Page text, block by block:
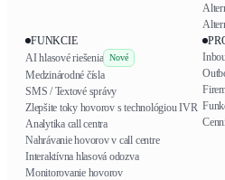
FUNKCIE
AI hlasové riešenia
Nové
Medzinárodné čísla
SMS / Textové správy
Zlepšite toky hovorov s technológiou IVR
Analytika call centra
Nahrávanie hovorov v call centre
Interaktívna hlasová odozva
Monitorovanie hovorov